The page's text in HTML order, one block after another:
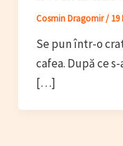
Cosmin Dragomir/ 19
Se pun într-o
cafea. După ce
[…]